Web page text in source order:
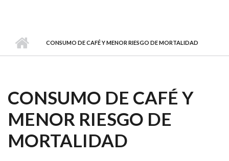
CONSUMO DE CAFÉ Y MENOR RIESGO DE MORTALIDAD
CONSUMO DE CAFÉ Y
MENOR RIESGO DE
MORTALIDAD